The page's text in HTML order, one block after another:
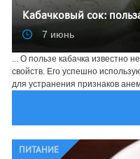
Кабачковый сок:
7 июнь
... О пользе кабачка известно
свойств. Его успешно
для устранения признаков
ПИТАНИЕ